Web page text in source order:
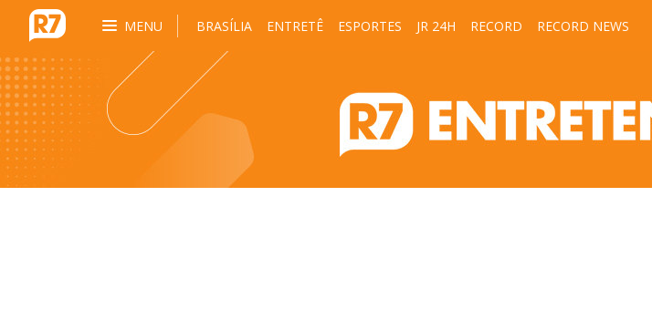
MENU BRASÍLIA ENTRETÊ ESPORTES JR 24H RECORD RECORD NEWS